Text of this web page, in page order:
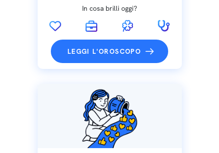
In cosa brilli oggi?
LEGGI L'OROSCOPO